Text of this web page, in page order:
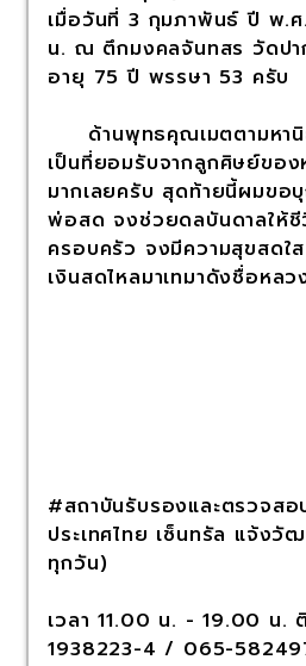
เมื่อวันที่ 3 กุมภาพันธ์ ปี พ.
น. ณ ตึกมงคลจันทสร วัดปา
อายุ 75 ปี พรรษา 53 ครับ
ด้านพุทธคุณเมตตามหานิย
เป็นที่ยอมรับจากลูกศิษย์ขอ
มากเลยครับ สุดท้ายนี้ผมขอ
พ่อสด จงช่วยดลบันดาลให้ชี
ครอบครัว จงมีความสุขสดใ
เงินสดไหลมาเทมาดังชื่อหล
#สถาบันรับรองและตรวจส
ประเทศไทย เซ็นทรัล แจ้งวั
ทุกวัน)
เวลา 11.00 น. - 19.00 น.
1938223-4 / 065-